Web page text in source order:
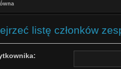
listę członków